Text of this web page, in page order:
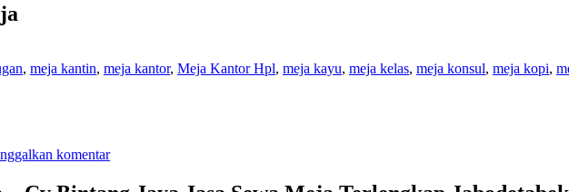
, meja kantin, meja kantor, Meja Kantor Hpl, meja kayu, meja kelas, meja konsul, meja kopi,
komentar